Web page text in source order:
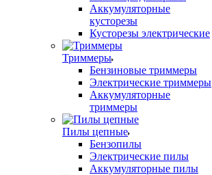
Аккумуляторные
кусторезы
Кусторезы электрические
Триммеры
Бензиновые триммеры
Электрические триммеры
Аккумуляторные
триммеры
Пилы цепные
Бензопилы
Электрические пилы
Аккумуляторные пилы